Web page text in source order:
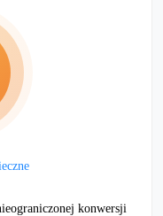
konwersji